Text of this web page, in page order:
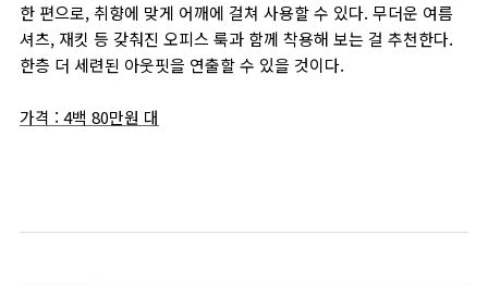
한 편으로, 취향에 맞게 어깨에 걸쳐 사용할 수 있다. 무더운 여름
셔츠, 재킷 등 갖춰진 오피스 룩과 함께 착용해 보는 걸 추천한다.
한층 더 세련된 아웃핏을 연출할 수 있을 것이다.
가격 : 4백 80만원 대